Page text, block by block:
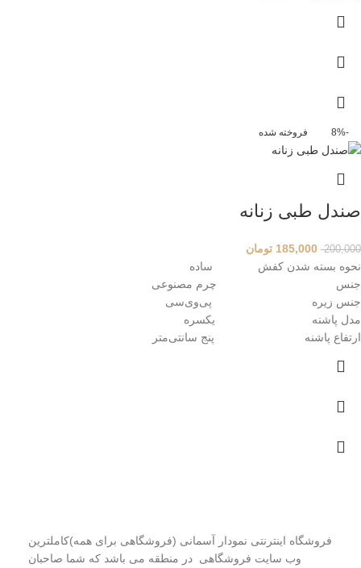
-8% فروخته شده
صندل طبی زنانه
200,000
185,000 تومان
نحوه بسته شدن کفش ساده
جنس چرم مصنوعی
جنس زیره پی‌وی‌سی
مدل پاشنه یکسره
ارتفاع پاشنه پنج سانتی‌متر
فروشگاه اینترنتی نمودار آسمانی (فروشگاهی برای همه)کاملترین
وب سایت فروشگاهی در منطقه می باشد که شما صاحبان